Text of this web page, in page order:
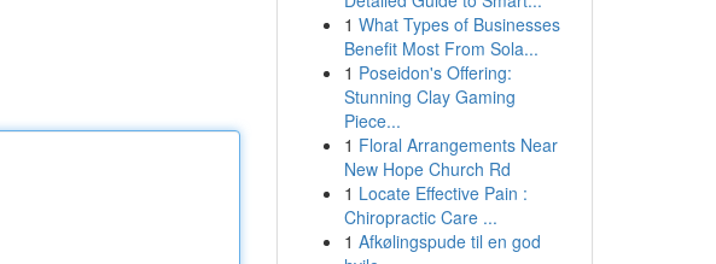
1 What Types of Businesses
Benefit Most From Sola...
1 Poseidon's Offering:
Stunning Clay Gaming
Piece...
1 Floral Arrangements Near
New Hope Church Rd
1 Locate Effective Pain :
Chiropractic Care ...
1 Afkølingspude til en god